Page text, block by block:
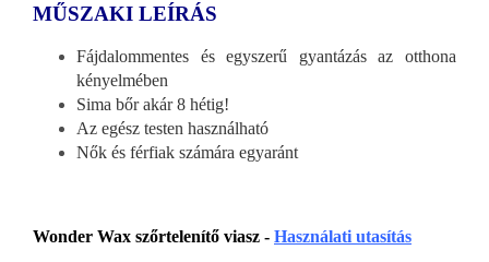
MŰSZAKI LEÍRÁS
Fájdalommentes és egyszerű gyantázás az otthona
kényelmében
Sima bőr akár 8 hétig!
Az egész testen használható
Nők és férfiak számára egyaránt
Wonder Wax szőrtelenítő viasz - Használati utasítás